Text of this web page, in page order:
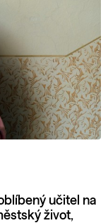
učitel na
život,